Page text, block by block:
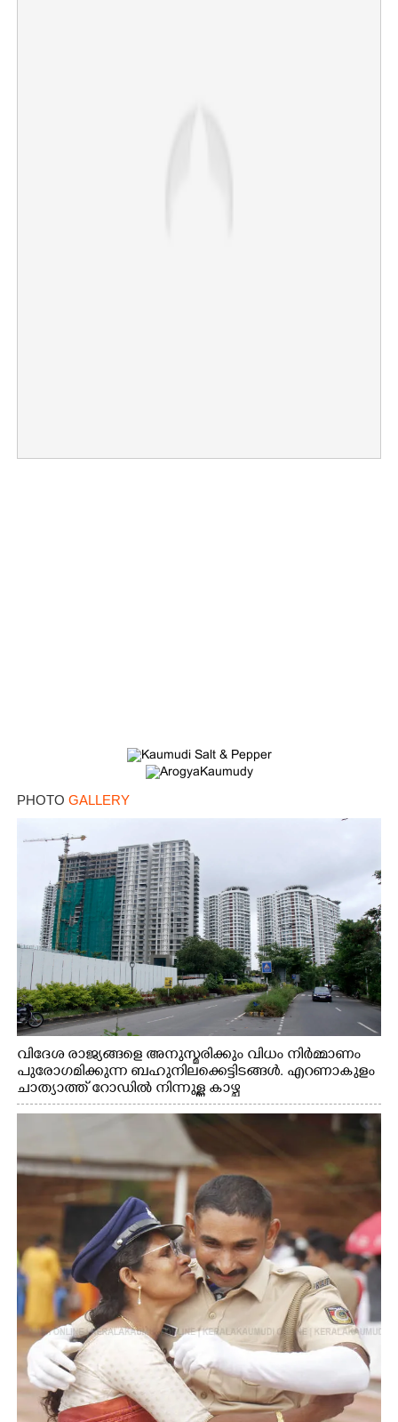
PHOTO GALLERY
വിദേശ രാജ്യങ്ങളെ അനുസ്മരിക്കും വിധം നിർമ്മാണം
പുരോഗമിക്കുന്ന ബഹുനിലക്കെട്ടിടങ്ങൾ. എറണാകുളം
ചാത്യാത്ത് റോഡിൽ നിന്നുള്ള കാഴ്ച